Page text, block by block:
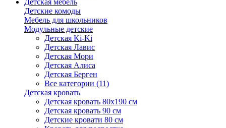
Детская мебель
Детские комоды
Мебель для школьников
Модульные детские
Детская Ki-Ki
Детская Лавис
Детская Мори
Детская Алиса
Детская Берген
Все категории (11)
Детская кровать
Детская кровать 80х190 см
Детская кровать 90 см
Детские кровати 80 см